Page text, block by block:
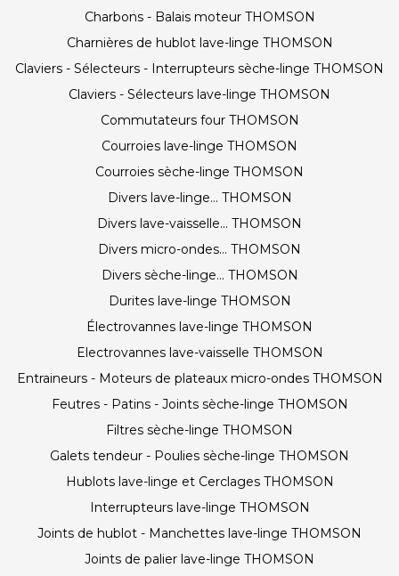
Charbons - Balais moteur THOMSON
Charnières de hublot lave-linge THOMSON
Claviers - Sélecteurs - Interrupteurs sèche-linge THOMSON
Claviers - Sélecteurs lave-linge THOMSON
Commutateurs four THOMSON
Courroies lave-linge THOMSON
Courroies sèche-linge THOMSON
Divers lave-linge... THOMSON
Divers lave-vaisselle... THOMSON
Divers micro-ondes... THOMSON
Divers sèche-linge... THOMSON
Durites lave-linge THOMSON
Électrovannes lave-linge THOMSON
Electrovannes lave-vaisselle THOMSON
Entraineurs - Moteurs de plateaux micro-ondes THOMSON
Feutres - Patins - Joints sèche-linge THOMSON
Filtres sèche-linge THOMSON
Galets tendeur - Poulies sèche-linge THOMSON
Hublots lave-linge et Cerclages THOMSON
Interrupteurs lave-linge THOMSON
Joints de hublot - Manchettes lave-linge THOMSON
Joints de palier lave-linge THOMSON